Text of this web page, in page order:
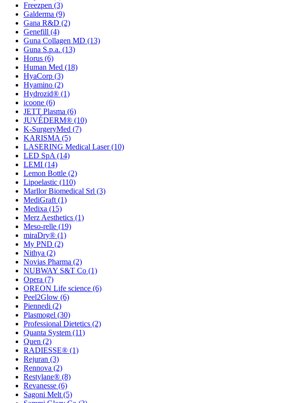
Freezpen (3)
Galderma (9)
Gana R&D (2)
Genefill (4)
Guna Collagen MD (13)
Guna S.p.a. (13)
Horus (6)
Human Med (18)
HyaCorp (3)
Hyamino (2)
Hydrozid® (1)
icoone (6)
JETT Plasma (6)
JUVÉDERM® (10)
K-SurgeryMed (7)
KARISMA (5)
LASERING Medical Laser(10)
LED SpA (14)
LEMI (14)
Lemon Bottle (2)
Lipoelastic (110)
Marllor Biomedical Srl (3)
MediGraft (1)
Medixa (15)
Merz Aesthetics (1)
Meso-relle (19)
miraDry® (1)
My PND (2)
Nithya (2)
Novias Pharma (2)
NUBWAY S&T Co (1)
Opera (7)
OREON Life science (6)
Peel2Glow (6)
Piennedi (2)
Plasmogel (30)
Professional Dietetics (2)
Quanta System (11)
Quen (2)
RADIESSE® (1)
Rejuran (3)
Rennova (2)
Restylane® (8)
Revanesse (6)
Sagoni Melt (5)